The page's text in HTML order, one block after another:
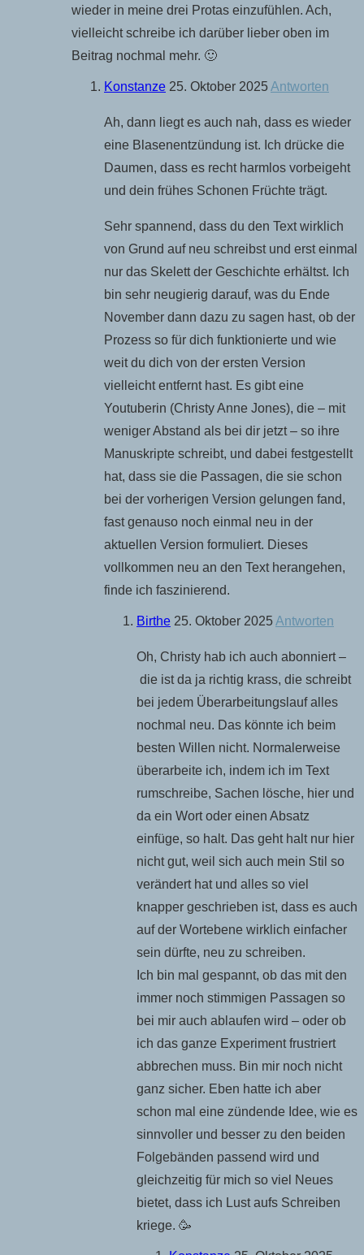
wieder in meine drei Protas einzufühlen. Ach,
vielleicht schreibe ich darüber lieber oben im
Beitrag nochmal mehr. 🙂
Konstanze 25. Oktober 2025Antworten
Ah, dann liegt es auch nah, dass es wieder
eine Blasenentzündung ist. Ich drücke die
Daumen, dass es recht harmlos vorbeigeht
und dein frühes Schonen Früchte trägt.
Sehr spannend, dass du den Text wirklich
von Grund auf neu schreibst und erst einmal
nur das Skelett der Geschichte erhältst. Ich
bin sehr neugierig darauf, was du Ende
November dann dazu zu sagen hast, ob der
Prozess so für dich funktionierte und wie
weit du dich von der ersten Version
vielleicht entfernt hast. Es gibt eine
Youtuberin (Christy Anne Jones), die – mit
weniger Abstand als bei dir jetzt – so ihre
Manuskripte schreibt, und dabei festgestellt
hat, dass sie die Passagen, die sie schon
bei der vorherigen Version gelungen fand,
fast genauso noch einmal neu in der
aktuellen Version formuliert. Dieses
vollkommen neu an den Text herangehen,
finde ich faszinierend.
Birthe 25. Oktober 2025Antworten
Oh, Christy hab ich auch abonniert –
die ist da ja richtig krass, die schreibt
bei jedem Überarbeitungslauf alles
nochmal neu. Das könnte ich beim
besten Willen nicht. Normalerweise
überarbeite ich, indem ich im Text
rumschreibe, Sachen lösche, hier und
da ein Wort oder einen Absatz
einfüge, so halt. Das geht halt nur hier
nicht gut, weil sich auch mein Stil so
verändert hat und alles so viel
knapper geschrieben ist, dass es auch
auf der Wortebene wirklich einfacher
sein dürfte, neu zu schreiben.
Ich bin mal gespannt, ob das mit den
immer noch stimmigen Passagen so
bei mir auch ablaufen wird – oder ob
ich das ganze Experiment frustriert
abbrechen muss. Bin mir noch nicht
ganz sicher. Eben hatte ich aber
schon mal eine zündende Idee, wie es
sinnvoller und besser zu den beiden
Folgebänden passend wird und
gleichzeitig für mich so viel Neues
bietet, dass ich Lust aufs Schreiben
kriege. 🥳